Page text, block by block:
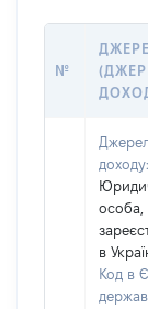
№
доходу:
особа,
в
Код в